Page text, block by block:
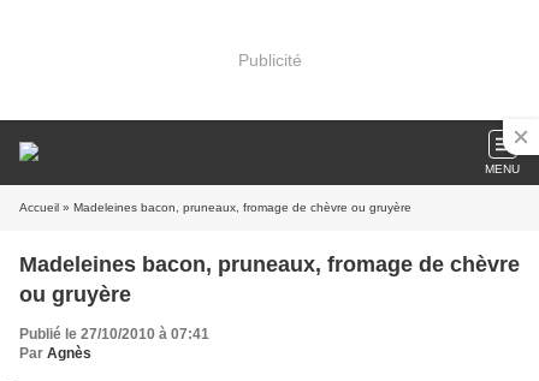
Publicité
MENU
Accueil » Madeleines bacon, pruneaux, fromage de chèvre ou gruyère
Madeleines bacon, pruneaux, fromage de chèvre
ou gruyère
Publié le 27/10/2010 à 07:41
Par Agnès